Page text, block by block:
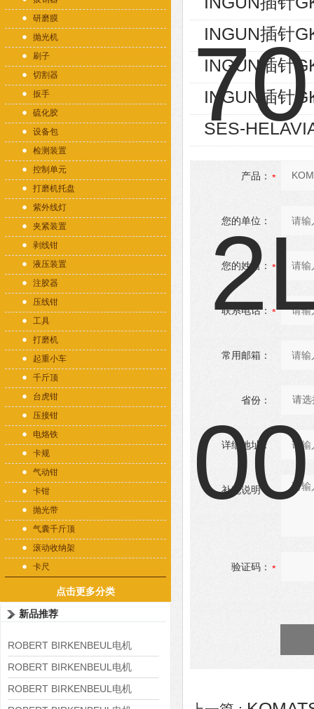
研磨膜
抛光机
刷子
切割器
扳手
硫化胶
设备包
检测装置
控制单元
打磨机托盘
紫外线灯
夹紧装置
剥线钳
液压装置
注胶器
压线钳
工具
打磨机
起重小车
千斤顶
台虎钳
压接钳
电烙铁
卡规
气动钳
卡钳
抛光带
气囊千斤顶
滚动收纳架
卡尺
点击更多分类
新品推荐
ROBERT BIRKENBEUL电机
8APE225M-4-IE3
ROBERT BIRKENBEUL电机
8APE180L-4 IE3
ROBERT BIRKENBEUL电机
INGUN插针
INGUN插针
INGUN插针
SES-
产品：
您的单位：
您的姓名：
联系电话：
常用邮箱：
省份：
详细地址：
补充说明：
验证码：